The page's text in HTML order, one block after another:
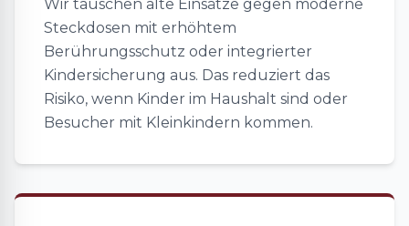
Wir tauschen alte Einsätze gegen moderne
Steckdosen mit erhöhtem
Berührungsschutz oder integrierter
Kindersicherung aus. Das reduziert das
Risiko, wenn Kinder im Haushalt sind oder
Besucher mit Kleinkindern kommen.